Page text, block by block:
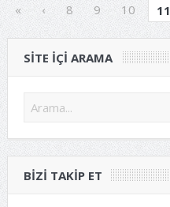
« ‹ 8 9 10 11
SITE IÇI ARAMA
BIZI TAKIP ET